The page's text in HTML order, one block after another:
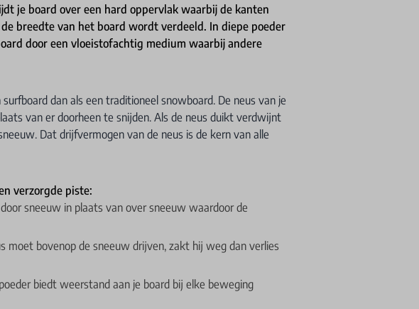
je board over een hard oppervlak waarbij de kanten
breedte van het board wordt verdeeld. In diepe poeder
door een vloeistofachtig medium waarbij andere
dan als een traditioneel snowboard. De neus van je
van er doorheen te snijden. Als de neus duikt verdwijnt
Dat drijfvermogen van de neus is de kern van alle
verzorgde piste:
sneeuw in plaats van over sneeuw waardoor de
moet bovenop de sneeuw drijven, zakt hij weg dan verlies
biedt weerstand aan je board bij elke beweging